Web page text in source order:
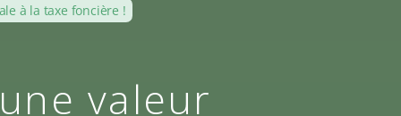
à la taxe foncière !
valeur